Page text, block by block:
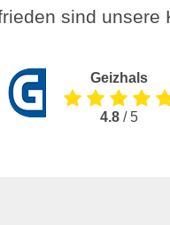
sind unsere
Geizhals
4.8/ 5